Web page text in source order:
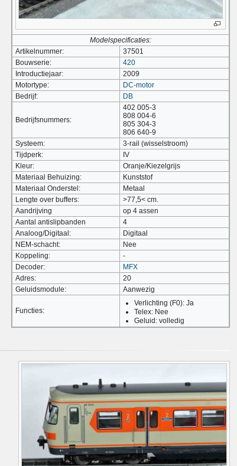
Modelspecificaties:
Artikelnummer:
37501
Bouwserie:
420
Introductiejaar:
2009
Motortype:
DC-motor
Bedrijf:
DB
Bedrijfsnummers:
402 005-3
808 004-6
805 304-3
806 640-9
Systeem:
3-rail (wisselstroom)
Tijdperk:
IV
Kleur:
Oranje/Kiezelgrijs
Materiaal Behuizing:
Kunststof
Materiaal Onderstel:
Metaal
Lengte over buffers:
>77,5< cm.
Aandrijving
op 4 assen
Aantal antislipbanden
4
Analoog/Digitaal:
Digitaal
NEM-schacht:
Nee
Koppeling:
-
Decoder:
MFX
Adres:
20
Geluidsmodule:
Aanwezig
Functies:
Verlichting (F0): Ja
Telex: Nee
Geluid: volledig